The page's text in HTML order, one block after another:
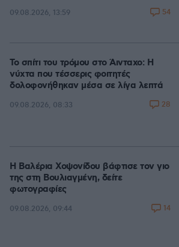
09.08.2026, 13:59 54
Το σπίτι του τρόμου στο Άινταχο: Η
νύχτα που τέσσερις φοιτητές
δολοφονήθηκαν μέσα σε λίγα λεπτά
09.08.2026, 08:33 28
Η Βαλέρια Χοψονίδου βάφτισε τον γιο
της στη Βουλιαγμένη, δείτε
φωτογραφίες
09.08.2026, 09:44 14